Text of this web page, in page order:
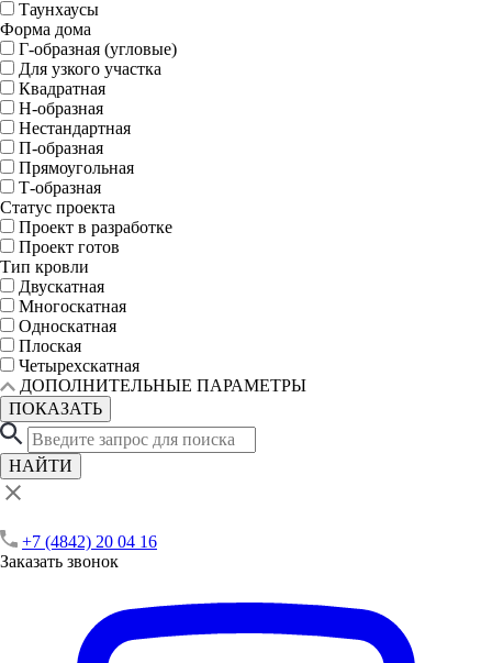
Таунхаусы
Форма дома
Г-образная (угловые)
Для узкого участка
Квадратная
Н-образная
Нестандартная
П-образная
Прямоугольная
Т-образная
Статус проекта
Проект в разработке
Проект готов
Тип кровли
Двускатная
Многоскатная
Односкатная
Плоская
Четырехскатная
ДОПОЛНИТЕЛЬНЫЕ ПАРАМЕТРЫ
ПОКАЗАТЬ
НАЙТИ
+7 (4842) 20 04 16
Заказать звонок